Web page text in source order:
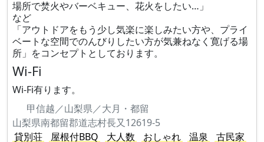
場所で焚火やバーベキュー、花火をしたい…」
など
「アウトドアをもう少し気楽に楽しみたい方や、プライ
ベートな空間でのんびりしたい方が気兼ねなく寛げる場
所」をコンセプトとしております。
Wi-Fi
Wi-Fi有ります。
甲信越／山梨県／大月・都留
山梨県南都留郡道志村長又12619-5
貸別荘
屋根付BBQ 大人数 おしゃれ 温泉
古民家